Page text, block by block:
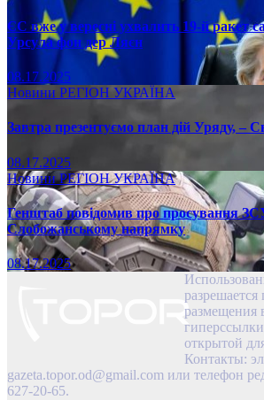
ЄС вже у вересні ухвалить 19-й ракет
Урсула фон дер Ляєн
08.17.2025
Новини РЕГІОН УКРАЇНА
Завтра презентуємо план дій Уряду, –
08.17.2025
НовиниРЕГІОНУКРАЇНА
Генштаб повідомив про просування
Слобожанському напрямку
08.17.2025
размещения
открытой
Контакты:
gazeta.topor.od@gmail.com или телефон
627-20-65.